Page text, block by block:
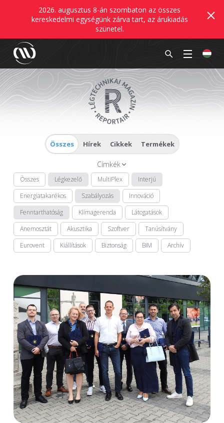
2026. augusztus 8-án szombaton az összes
kereskedelmi egységünk zárva tart, az árukiadás
szünetel.
Összes Hírek Cikkek Termékek
Címkék
Összes Légkezelő MultiPlex
Interjú
Energiatakarékos
Szabályozás
Innováció
Fenntarthatóság
Klímagerenda
Látogatások
Anemosztát
Akusztika Szoftver
Tanúsítvány
Eurovent
Kiállítások Biztonság BIM Archív